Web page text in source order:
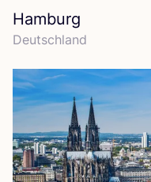
Hamburg
Deutsch­land